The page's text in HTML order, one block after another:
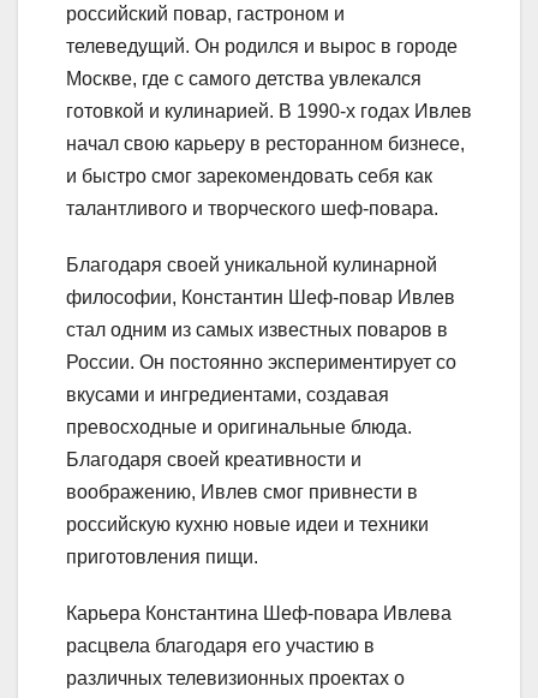
российский повар, гастроном и
телеведущий. Он родился и вырос в городе
Москве, где с самого детства увлекался
готовкой и кулинарией. В 1990-х годах Ивлев
начал свою карьеру в ресторанном бизнесе,
и быстро смог зарекомендовать себя как
талантливого и творческого шеф-повара.
Благодаря своей уникальной кулинарной
философии, Константин Шеф-повар Ивлев
стал одним из самых известных поваров в
России. Он постоянно экспериментирует со
вкусами и ингредиентами, создавая
превосходные и оригинальные блюда.
Благодаря своей креативности и
воображению, Ивлев смог привнести в
российскую кухню новые идеи и техники
приготовления пищи.
Карьера Константина Шеф-повара Ивлева
расцвела благодаря его участию в
различных телевизионных проектах о